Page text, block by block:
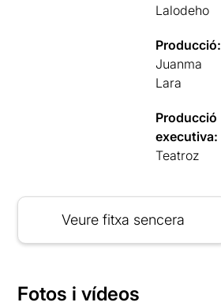
Lalodeho
Producció:
Juanma
Lara
Producció
executiva:
Teatroz
Veure fitxa sencera
Fotos i vídeos